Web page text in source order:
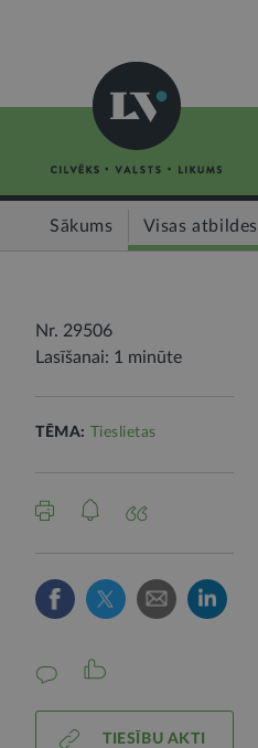
Sākums Visas atbildes
Nr. 29506
Lasīšanai: 1 minūte
TĒMA: Tieslietas
TIESĪBU AKTI